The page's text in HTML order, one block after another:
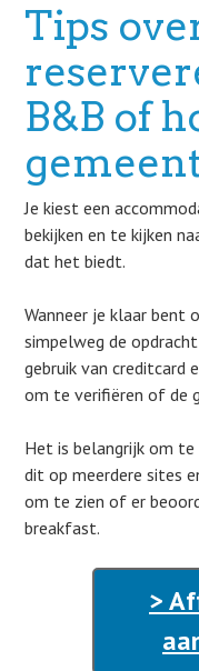
Tips
B&B of
Je kiest een
bekijken en te kijken
dat het biedt.
Wanneer je klaar bent
simpelweg de
gebruik van creditcard
om te verifiëren of de
Het is belangrijk om te
dit op meerdere sites
om te zien of er
breakfast.
>